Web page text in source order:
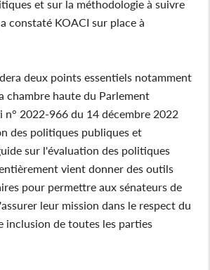
et sur la méthodologie à suivre
constaté KOACI sur place à
deux points essentiels notamment
chambre haute du Parlement
n° 2022-966 du 14 décembre 2022
des politiques publiques et
sur l'évaluation des politiques
vient donner des outils
pour permettre aux sénateurs de
leur mission dans le respect du
inclusion de toutes les parties